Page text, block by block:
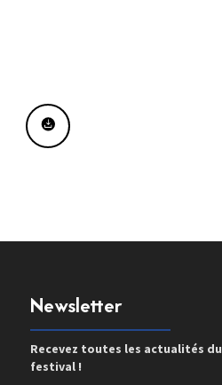
Newsletter
Recevez toutes les actualités du
festival !